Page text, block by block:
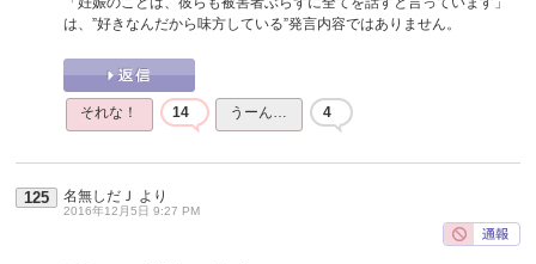
は、”好きなんだから味方している”発言内容ではありません。
それな！ 14 うーん… 4
125 名無しだＪ より
2016年12月5日 9:27 PM